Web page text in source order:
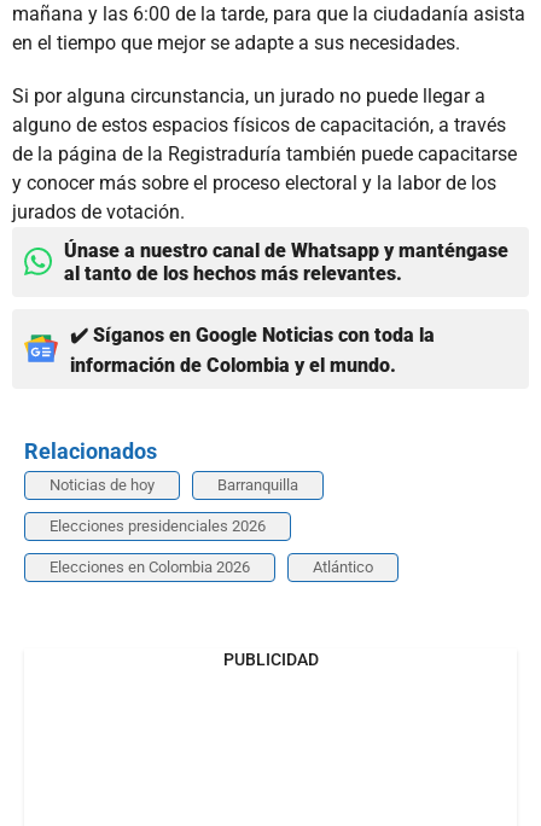
mañana y las 6:00 de la tarde, para que la ciudadanía asista
en el tiempo que mejor se adapte a sus necesidades.
Si por alguna circunstancia, un jurado no puede llegar a
alguno de estos espacios físicos de capacitación, a través
de la página de la Registraduría también puede capacitarse
y conocer más sobre el proceso electoral y la labor de los
jurados de votación.
Únase a nuestro canal de Whatsapp y manténgase
al tanto de los hechos más relevantes.
✔️ Síganos en Google Noticias con toda la
información de Colombia y el mundo.
Relacionados
Noticias de hoy Barranquilla
Elecciones presidenciales 2026
Elecciones en Colombia 2026 Atlántico
PUBLICIDAD